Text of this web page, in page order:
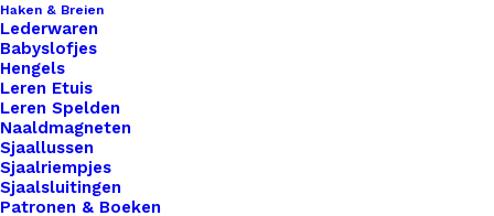
Haken & Breien
Lederwaren
Babyslofjes
Hengels
Leren Etuis
Leren Spelden
Naaldmagneten
Sjaallussen
Sjaalriempjes
Sjaalsluitingen
Patronen & Boeken
sluiting voor een tijdloze uitstraling of een
moderne kunststof sluiting voor een eigentijdse
touch, wij hebben de perfecte optie voor jouw
project. Onze sluitingen zijn van hoge kwaliteit en
zorgen voor een veilige en betrouwbare afsluiting
van je portemonnee of tasje, zodat je je geen
zorgen hoeft te maken over verlies van geld of